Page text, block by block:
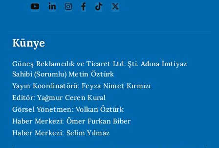
Künye
Güneş Reklamcılık ve Ticaret Ltd. Şti. Adına İmtiyaz
Sahibi (Sorumlu) Metin Öztürk
Yayın Koordinatörü: Feyza Nimet Kırmızı
Editör: Yağmur Ceren Kural
Görsel Yönetmen: Volkan Öztürk
Haber Merkezi: Ömer Furkan Biber
Haber Merkezi: Selim Yılmaz